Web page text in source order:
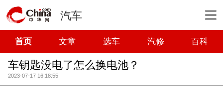
汽车
首页 文章 选车 汽修 百科
车钥匙没电了怎么换电池？
2023-07-17 16:18:55